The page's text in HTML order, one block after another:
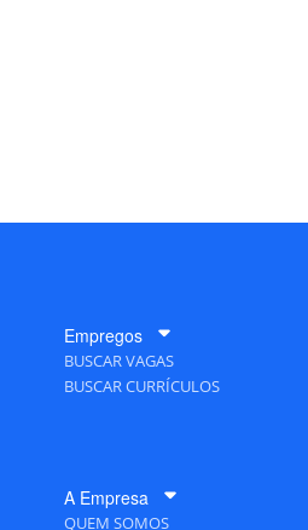
Empregos
BUSCAR VAGAS
BUSCAR CURRÍCULOS
A Empresa
QUEM SOMOS